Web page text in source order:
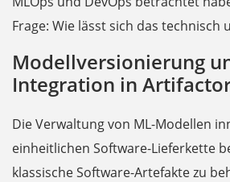
Frage: Wie lässt sich das technisch
Modellversionierung
Integration in
Die Verwaltung von ML-Modellen
einheitlichen Software-Lieferkette
klassische Software-Artefakte zu